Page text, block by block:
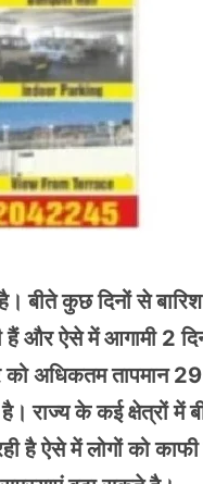
है। बीते कुछ दिनों से
हैं और ऐसे में आगामी 2
को अधिकतम तापमान
राज्य के कई क्षेत्रों में
है ऐसे में लोगों को